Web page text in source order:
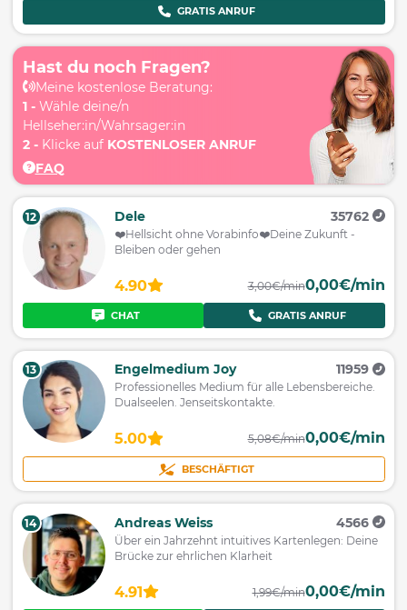
Hast du noch Fragen?
Meine kostenlose Beratung:
1 -Wähle deine/n
Hellseher:in/Wahrsager:in
2 -Klicke auf KOSTENLOSER ANRUF
FAQ
GRATIS ANRUF
12 Dele 35762
❤️️Hellsicht ohne Vorabinfo❤️️Deine Zukunft -
Bleiben oder gehen
4.90 3,00€/min0,00€/min
CHAT GRATIS ANRUF
13 Engelmedium Joy 11959
Professionelles Medium für alle Lebensbereiche.
Dualseelen. Jenseitskontakte.
5.00 5,08€/min0,00€/min
BESCHÄFTIGT
14 Andreas Weiss 4566
Über ein Jahrzehnt intuitives Kartenlegen: Deine
Brücke zur ehrlichen Klarheit
4.91 1,99€/min0,00€/min